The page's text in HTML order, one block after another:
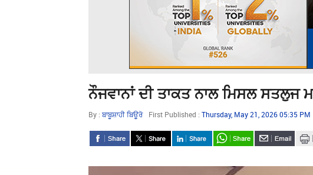
ਨੌਜਵਾਨਾਂ ਦੀ ਤਾਕਤ ਨਾਲ ਮਿਸਲ ਸਤਲੁਜ
By : ਬਾਬੂਸ਼ਾਹੀ ਬਿਊਰੋ First Published : Thursday, May 21, 2026 05:35 PM